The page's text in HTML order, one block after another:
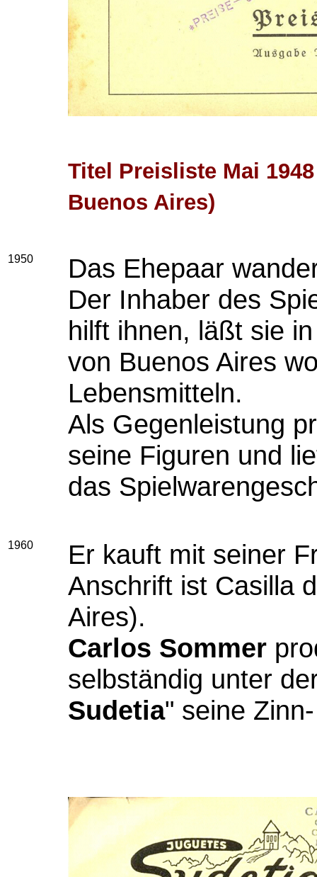
Titel Preisliste Mai
Buenos Aires)
1950
Das Ehepaar
Der Inhaber des
hilft ihnen, läßt sie
von Buenos Aires
Lebensmitteln.
Als Gegenleistung
seine Figuren und
das
1960
Er kauft mit seiner
Anschrift ist Casilla
Aires).
Carlos Sommer
selbständig unter
Sudetia" seine